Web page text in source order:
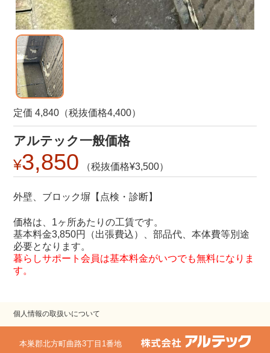
定価 4,840（税抜価格4,400）
アルテック一般価格
3,850 3,500
外壁、ブロック塀【点検・診断】
価格は、1ヶ所あたりの工賃です。
基本料金3,850円（出張費込）、部品代、本体費等別途
必要となります。
暮らしサポート会員は基本料金がいつでも無料になりま
す。
個人情報の取扱いについて
本巣郡北方町曲路3丁目1番地